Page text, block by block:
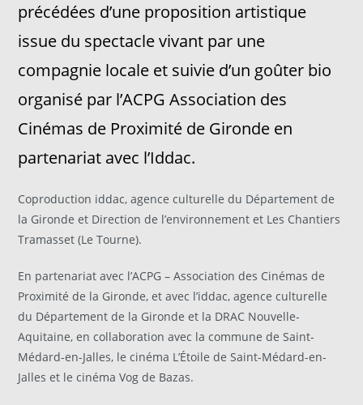
précédées d’une proposition artistique
issue du spectacle vivant par une
compagnie locale et suivie d’un goûter bio
organisé par l’ACPG Association des
Cinémas de Proximité de Gironde en
partenariat avec l’Iddac.
Coproduction iddac, agence culturelle du Département de
la Gironde et Direction de l’environnement et Les Chantiers
Tramasset (Le Tourne).
En partenariat avec l’ACPG – Association des Cinémas de
Proximité de la Gironde, et avec l’iddac, agence culturelle
du Département de la Gironde et la DRAC Nouvelle-
Aquitaine, en collaboration avec la commune de Saint-
Médard-en-Jalles, le cinéma L’Étoile de Saint-Médard-en-
Jalles et le cinéma Vog de Bazas.